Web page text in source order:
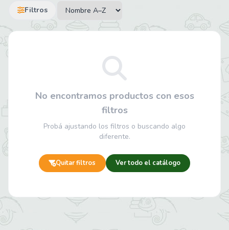
Filtros
No encontramos productos con esos
filtros
Probá ajustando los filtros o buscando algo
diferente.
Quitar filtros Ver todo el catálogo